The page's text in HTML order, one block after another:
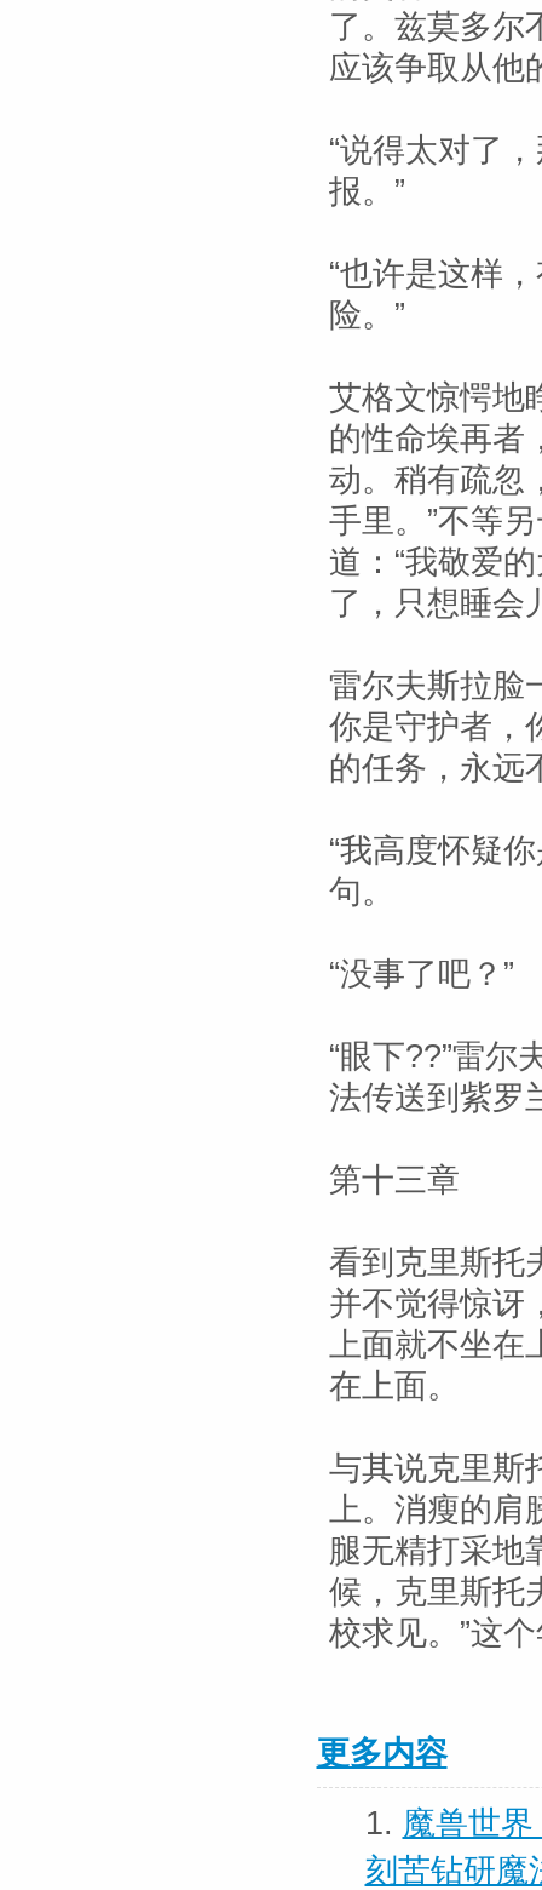
了。兹莫多尔
应该争取从他
“说得太对了
报。”
“也许是这样
险。”
艾格文惊愕地
的性命埃再者
动。稍有疏忽
手里。”不等
道：“我敬爱
了，只想睡会
雷尔夫斯拉脸
你是守护者，
的任务，永远
“我高度怀疑
句。
“没事了吧？”
“眼下??”雷尔
法传送到紫罗
第十三章
看到克里斯托
并不觉得惊讶
上面就不坐在
在上面。
与其说克里斯
上。消瘦的肩
腿无精打采地
候，克里斯托
校求见。”这
更多内容
1. 魔兽世
刻苦钻研魔